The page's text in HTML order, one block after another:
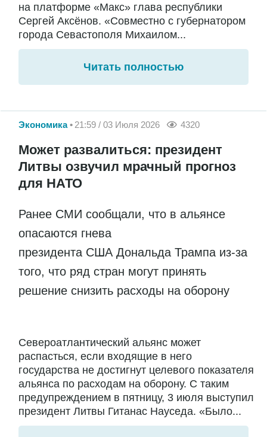
на платформе «Макс» глава республики
Сергей Аксёнов. «Совместно с губернатором
города Севастополя Михаилом...
Читать полностью
Экономика 21:59 / 03 Июля 2026 4320
Может развалиться: президент
Литвы озвучил мрачный прогноз
для НАТО
Ранее СМИ сообщали, что в альянсе
опасаются гнева
президента США Дональда Трампа из-за
того, что ряд стран могут принять
решение снизить расходы на оборону
Североатлантический альянс может
распасться, если входящие в него
государства не достигнут целевого показателя
альянса по расходам на оборону. С таким
предупреждением в пятницу, 3 июля выступил
президент Литвы Гитанас Науседа. «Было...